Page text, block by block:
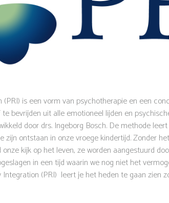
(PRI) is een vorm van psychotherapie en een
bevrijden uit alle emotioneel lijden en
door drs. Ingeborg Bosch. De methode
zijn ontstaan in onze vroege kindertijd. Zonder
kijk op het leven, ze worden aangestuurd
in een tijd waarin we nog niet het
Integration (PRI) leert je het heden te gaan zien